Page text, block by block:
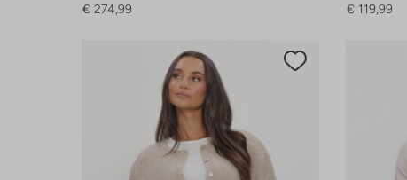
€ 274,99
€ 119,99